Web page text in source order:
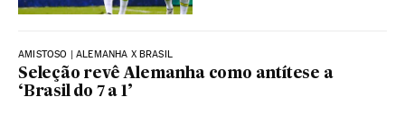
AMISTOSO | ALEMANHA X BRASIL
Seleção revê Alemanha como antítese a
‘Brasil do 7 a 1’